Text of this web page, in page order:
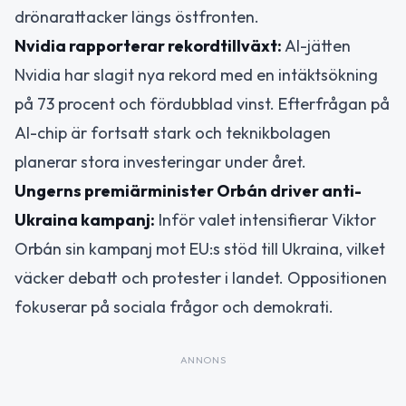
drönarattacker längs östfronten.
Nvidia rapporterar rekordtillväxt:AI-jätten
Nvidia har slagit nya rekord med en intäktsökning
på 73 procent och fördubblad vinst. Efterfrågan på
AI-chip är fortsatt stark och teknikbolagen
planerar stora investeringar under året.
Ungerns premiärminister Orbán driver anti-
Ukraina kampanj: Inför valet intensifierar Viktor
Orbán sin kampanj mot EU:s stöd till Ukraina, vilket
väcker debatt och protester i landet. Oppositionen
fokuserar på sociala frågor och demokrati.
ANNONS